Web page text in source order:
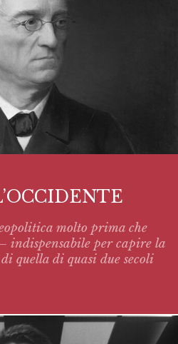
molto prima che
indispensabile per capire la
quella di quasi due secoli